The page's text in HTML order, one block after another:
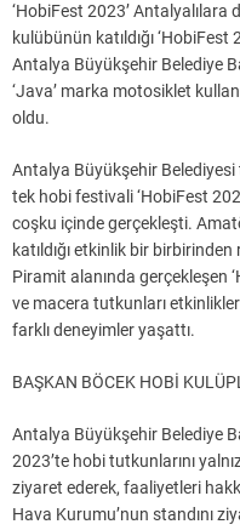
‘HobiFest 2023’
kulübünün katıldığı
Antalya Büyükşehir Belediye
‘Java’ marka motosiklet
oldu.
Antalya Büyükşehir Belediyesi
tek hobi festivali ‘HobiFest
coşku içinde gerçekleşti.
katıldığı etkinlik bir
Piramit alanında gerçekleşen
ve macera tutkunları
farklı deneyimler yaşattı.
BAŞKAN BÖCEK HOBİ
Antalya Büyükşehir Belediye
2023’te hobi tutkunlarını
ziyaret ederek, faaliyetleri
Hava Kurumu’nun standını